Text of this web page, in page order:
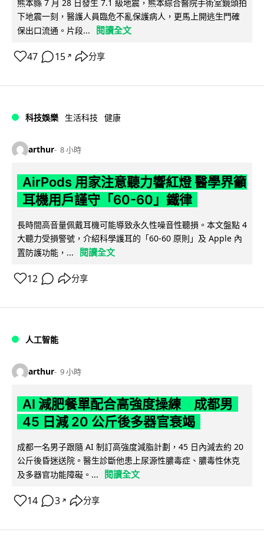
熊本縣 7 月 28 日發生 7.1 級地震，熊本綜合醫院手術室鏡頭拍
下地震一刻，醫護人員臨危不亂保護病人，更馬上開逃生門確
保出口流通。片段...
閱讀全文
47 15 ↗ 分享
科技娛樂 生活科技 健康
arthur 8 小時
AirPods 用家注意聽力響紅燈 醫學界籲
耳機用戶謹守「60-60」鐵律
長時間高音量佩戴耳機可能導致永久性噪音性聽損。本文盤點 4
大聽力受損警號，介紹科學護耳的「60-60 原則」及 Apple 內
置防護功能，...
閱讀全文
12 分享
人工智能
arthur 9 小時
AI 減肥餐單配合高強度操練 成都男
45 日減 20 公斤後多器官衰竭
成都一名男子跟隨 AI 制訂高強度減脂計劃，45 日內減去約 20
公斤後昏迷送院。醫生診斷他患上尿源性膿毒症、膿毒性休克
及多器官功能障礙。...
閱讀全文
14 3 ↗ 分享